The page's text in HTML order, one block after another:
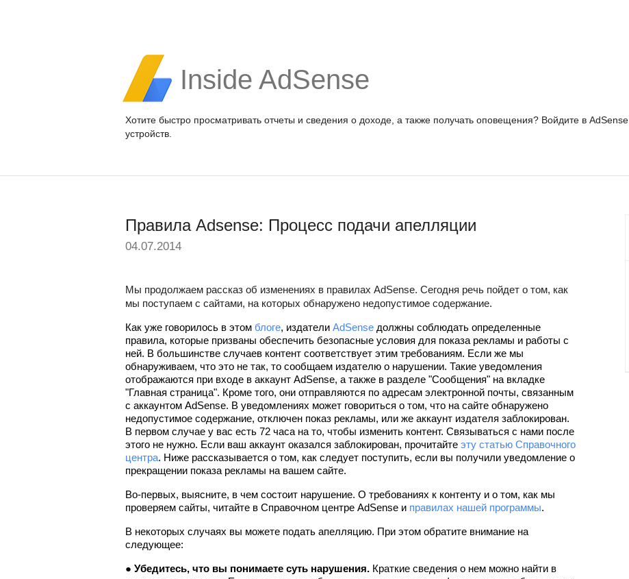
Inside AdSense
Хотите быстро просматривать отчеты и сведения о доходе, а также получать оповещения? Войдите в AdSense
устройств.
Правила Adsense: Процесс подачи апелляции
04.07.2014
Мы продолжаем рассказ об изменениях в правилах AdSense. Сегодня речь пойдет о том, как
мы поступаем с сайтами, на которых обнаружено недопустимое содержание.
Как уже говорилось в этом блоге, издатели AdSense должны соблюдать определенные
правила, которые призваны обеспечить безопасные условия для показа рекламы и работы с
ней. В большинстве случаев контент соответствует этим требованиям. Если же мы
обнаруживаем, что это не так, то сообщаем издателю о нарушении. Такие уведомления
отображаются при входе в аккаунт AdSense, а также в разделе "Сообщения" на вкладке
"Главная страница". Кроме того, они отправляются по адресам электронной почты, связанным
с аккаунтом AdSense. В уведомлениях может говориться о том, что на сайте обнаружено
недопустимое содержание, отключен показ рекламы, или же аккаунт издателя заблокирован.
В первом случае у вас есть 72 часа на то, чтобы изменить контент. Связываться с нами после
этого не нужно. Если ваш аккаунт оказался заблокирован, прочитайте эту статью Справочного
центра. Ниже рассказывается о том, как следует поступить, если вы получили уведомление о
прекращении показа рекламы на вашем сайте.
Во-первых, выясните, в чем состоит нарушение. О требованиях к контенту и о том, как мы
проверяем сайты, читайте в Справочном центре AdSense и правилах нашей программы.
В некоторых случаях вы можете подать апелляцию. При этом обратите внимание на
следующее:
● Убедитесь, что вы понимаете суть нарушения. Краткие сведения о нем можно найти в